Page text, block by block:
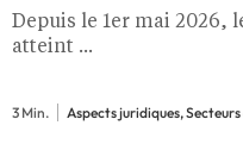
Depuis le 1er mai 2026,
atteint ...
3 Min. Aspects juridiques,